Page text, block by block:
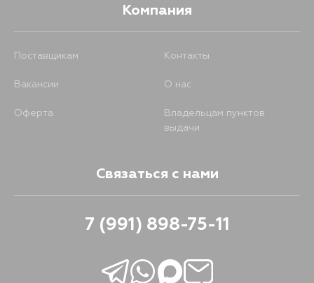
Компания
Поставщикам Контакты
Вакансии О нас
Оферта
Владельцам пунктов
выдачи
Связаться с нами
7 (991) 898-75-11